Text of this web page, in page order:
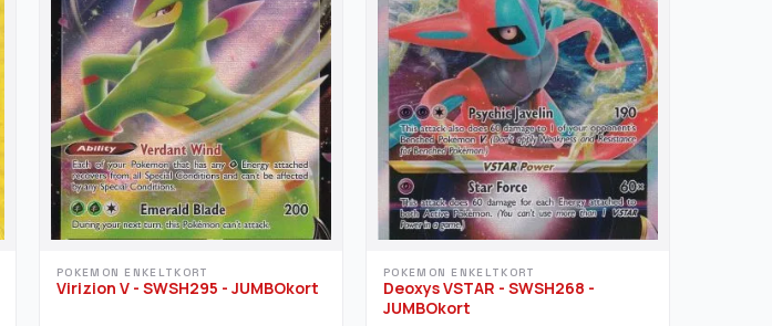
POKEMON ENKELTKORT
Virizion V - SWSH295 - JUMBOkort
POKEMON ENKELTKORT
Deoxys VSTAR - SWSH268 -
JUMBOkort